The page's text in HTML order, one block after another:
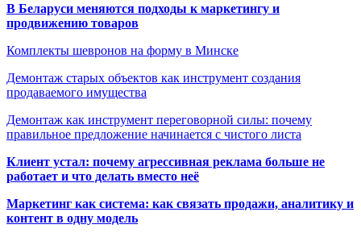
В Беларуси меняются подходы к маркетингу и
продвижению товаров
Комплекты шевронов на форму в Минске
Демонтаж старых объектов как инструмент создания
продаваемого имущества
Демонтаж как инструмент переговорной силы: почему
правильное предложение начинается с чистого листа
Клиент устал: почему агрессивная реклама больше не
работает и что делать вместо неё
Маркетинг как система: как связать продажи, аналитику и
контент в одну модель